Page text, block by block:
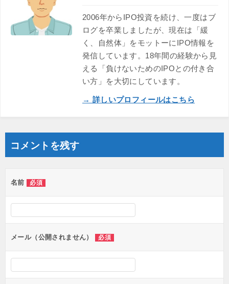
2006年からIPO投資を続け、一度はブ
ログを卒業しましたが、現在は「緩
く、自然体」をモットーにIPO情報を
発信しています。18年間の経験から見
える「負けないためのIPOとの付き合
い方」を大切にしています。
→ 詳しいプロフィールはこちら
コメントを残す
名前 必須
メール（公開されません） 必須